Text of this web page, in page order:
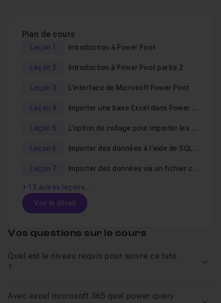
(Power Pivot, Power Query, DAX, M...),
formation en ligneva vous permettre d'utiliser
l'outil de BI (business intelligence)
Power Quer
Plan de cours
Leçon 1 Introduction à Power Pivot
Leçon 2 Introduction à Power Pivot partie 2
Leçon 3 L'interface de Microsoft Power Pivot
Leçon 4 Importer une base Excel dans Power Pivot
Leçon 5 L'option de collage pour importer les données
Leçon 6 Importer des données à l'aide de SQL Server
Leçon 7 Importer des données via un fichier csv
+ 13 autres leçons…
Voir le détail
Table des matières
Introduction à Power Pivot partie 2 04m09
Vos questions sur le cours
Quel est le niveau requis pour suivre ce tuto
?
Avec excel microsoft 365 quel power query